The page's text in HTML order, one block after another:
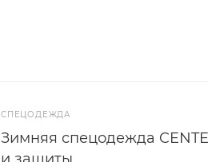
СПЕЦОДЕЖДА
Зимняя спецодежда